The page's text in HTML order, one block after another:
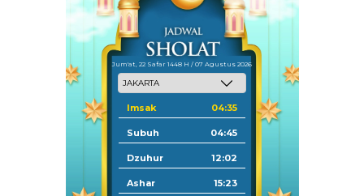
Jum'at, 22 Safar 1448 H / 07 Agustus 2026
Imsak 04:35
Subuh 04:45
Dzuhur 12:02
Ashar 15:23